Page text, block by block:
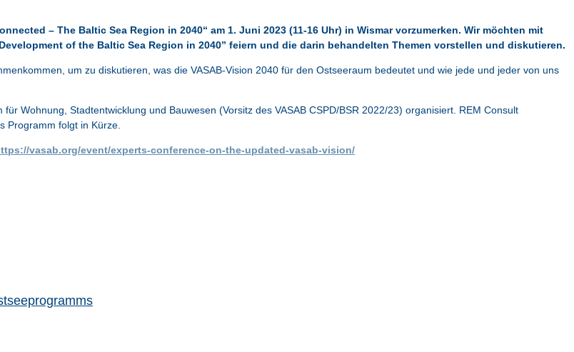
– The Baltic Sea Region in 2040“ am 1. Juni 2023 (11-16 Uhr) in Wismar vorzumerken. Wir möchten mit
of the Baltic Sea Region in 2040” feiern und die darin behandelten Themen vorstellen und diskutieren.
um zu diskutieren, was die VASAB-Vision 2040 für den Ostseeraum bedeutet und wie jede und jeder von uns
Wohnung, Stadtentwicklung und Bauwesen (Vorsitz des VASAB CSPD/BSR 2022/23) organisiert. REM Consult
Programm folgt in Kürze.
vasab.org/event/experts-conference-on-the-updated-vasab-vision/